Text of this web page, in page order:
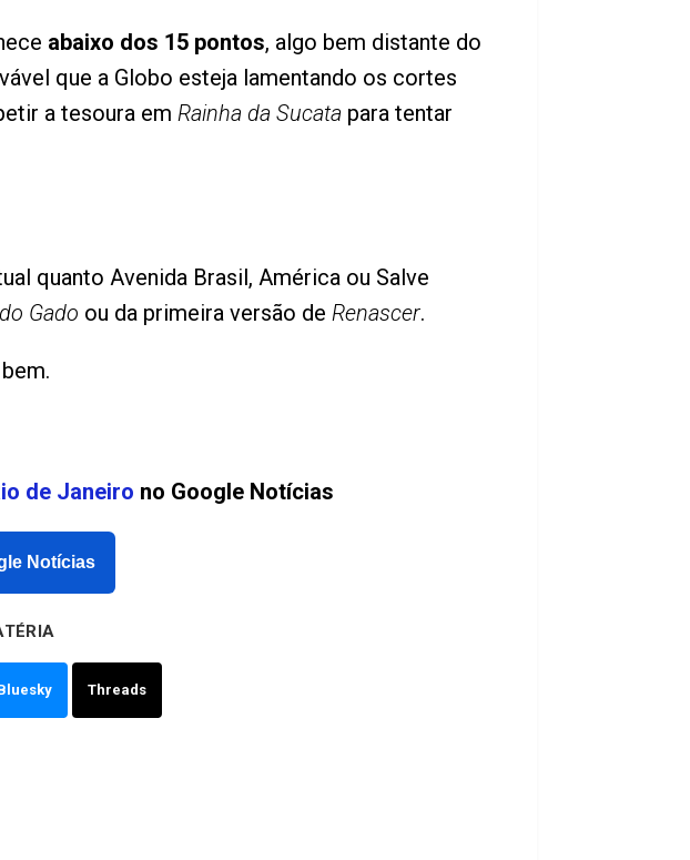
abaixo dos 15 pontos, algo bem distante do
que a Globo esteja lamentando os cortes
a tesoura em Rainha da Sucata para tentar
quanto Avenida Brasil, América ou Salve
Gado ou da primeira versão de Renascer.
de Janeiro no Google Notícias
Notícias
Threads